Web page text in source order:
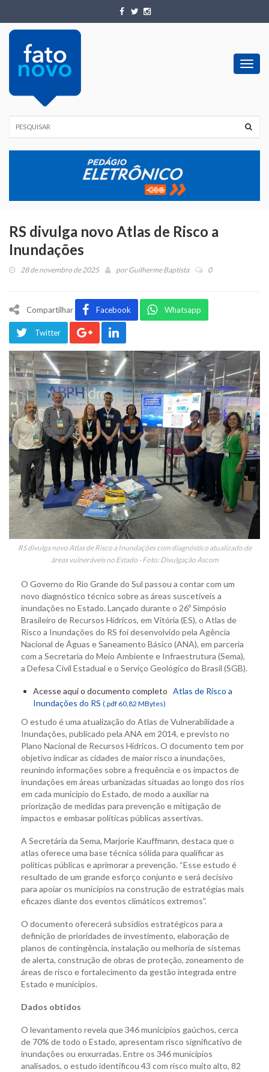
RS divulga novo Atlas de Risco a
Inundações
28 de novembro de 2025 porGuilherme Baptista 0
Compartilhar Facebook Whatsapp
Twitter
RS divulga novo Atlas de Risco a Inundações com diagnóstico atualizado de
áreas vulneráveis no Estado - Foto: Divulgação Ascom
O Governo do Rio Grande do Sul passou a contar com um
novo diagnóstico técnico sobre as áreas suscetíveis a
inundações no Estado. Lançado durante o 26º Simpósio
Brasileiro de Recursos Hídricos, em Vitória (ES), o Atlas de
Risco a Inundações do RS foi desenvolvido pela Agência
Nacional de Águas e Saneamento Básico (ANA), em parceria
com a Secretaria do Meio Ambiente e Infraestrutura (Sema),
a Defesa Civil Estadual e o Serviço Geológico do Brasil (SGB).
Acesse aqui o documento completo Atlas de Risco a
Inundações do RS (.pdf 60,82 MBytes)
O estudo é uma atualização do Atlas de Vulnerabilidade a
Inundações, publicado pela ANA em 2014, e previsto no
Plano Nacional de Recursos Hídricos. O documento tem por
objetivo indicar as cidades de maior risco a inundações,
reunindo informações sobre a frequência e os impactos de
inundações em áreas urbanizadas situadas ao longo dos rios
em cada município do Estado, de modo a auxiliar na
priorização de medidas para prevenção e mitigação de
impactos e embasar políticas públicas assertivas.
A Secretária da Sema, Marjorie Kauffmann, destaca que o
atlas oferece uma base técnica sólida para qualificar as
políticas públicas e aprimorar a prevenção. “Esse estudo é
resultado de um grande esforço conjunto e será decisivo
para apoiar os municípios na construção de estratégias mais
eficazes diante dos eventos climáticos extremos”.
O documento oferecerá subsídios estratégicos para a
definição de prioridades de investimento, elaboração de
planos de contingência, instalação ou melhoria de sistemas
de alerta, construção de obras de proteção, zoneamento de
áreas de risco e fortalecimento da gestão integrada entre
Estado e municípios.
Dados obtidos
O levantamento revela que 346 municípios gaúchos, cerca
de 70% de todo o Estado, apresentam risco significativo de
inundações ou enxurradas. Entre os 346 municípios
analisados, o estudo identificou 43 com risco muito alto, 82